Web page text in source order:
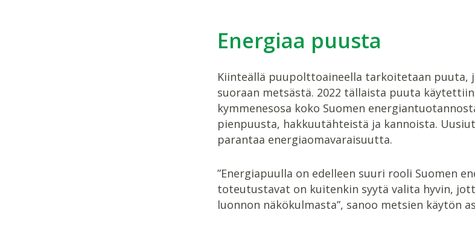
Energiaa puusta
Kiinteällä puupolttoaineella tarkoitetaan puuta,
suoraan metsästä. 2022 tällaista puuta
kymmenesosa koko Suomen
pienpuusta, hakkuutähteistä ja kannoista.
parantaa energiaomavaraisuutta.
”Energiapuulla on edelleen suuri rooli Suomen
toteutustavat on kuitenkin syytä valita hyvin,
luonnon näkökulmasta”, sanoo metsien käytön